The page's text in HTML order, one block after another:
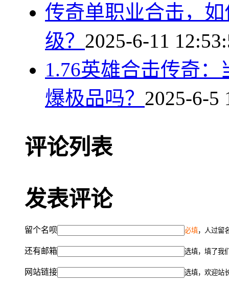
传奇单职业合击，
级？ 2025-6-11
1.76英雄合击传奇
爆极品吗？ 2025-6-5
评论列表
发表评论
留个名呗 必填，人过留
还有邮箱 选填，填了我
网站链接 选填，欢迎站